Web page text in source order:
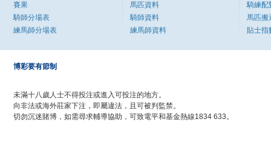
賽果
騎師分場表
練馬師分場表
馬匹資料
騎師資料
練馬師資料
騎練配
馬匹搬
貼士指
博彩要有節制
未滿十八歲人士不得投注或進入可投注的地方。
向非法或海外莊家下注，即屬違法，且可被判監禁。
切勿沉迷賭博，如需尋求輔導協助，可致電平和基金熱線1834 633。